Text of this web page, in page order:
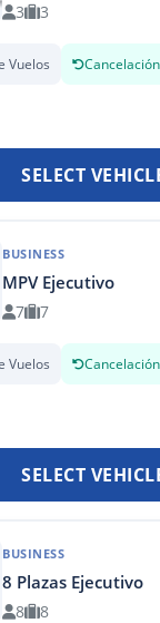
3 3
Vuelos
SELECT
BUSINESS
MPV Ejecutivo
7 7
Vuelos
SELECT
BUSINESS
8 Plazas Ejecutivo
8 8